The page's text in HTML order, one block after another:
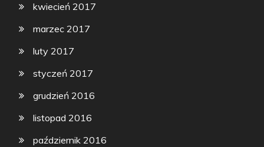
kwiecień 2017
marzec 2017
luty 2017
styczeń 2017
grudzień 2016
listopad 2016
październik 2016